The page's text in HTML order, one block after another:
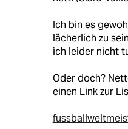
Ich bin es
lächerlich zu
ich leider nicht
Oder doch?
einen Link zur